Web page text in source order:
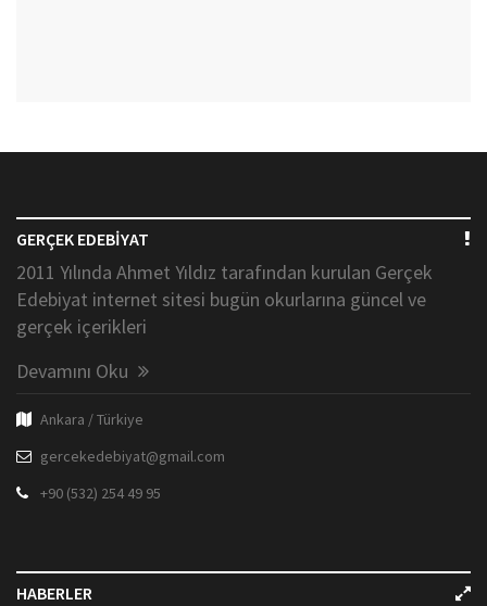
GERÇEK EDEBİYAT
2011 Yılında Ahmet Yıldız tarafından kurulan Gerçek
Edebiyat internet sitesi bugün okurlarına güncel ve
gerçek içerikleri
Devamını Oku
Ankara / Türkiye
gercekedebiyat@gmail.com
+90 (532) 254 49 95
HABERLER